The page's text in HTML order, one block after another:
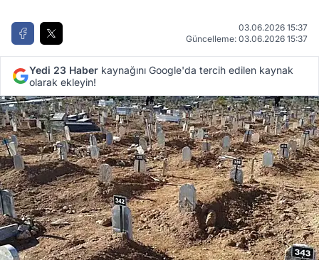
03.06.2026 15:37
Güncelleme: 03.06.2026 15:37
Yedi 23 Haber kaynağını Google'da tercih edilen kaynak
olarak ekleyin!